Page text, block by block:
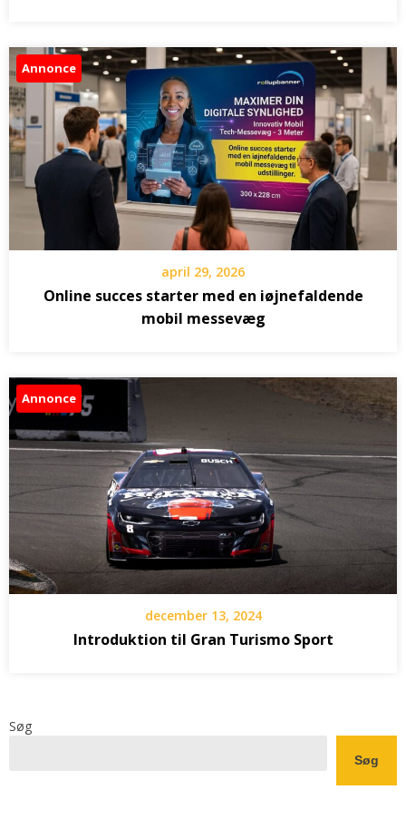
Annonce
april 29, 2026
Online succes starter med en iøjnefaldende
mobil messevæg
Annonce
december 13, 2024
Introduktion til Gran Turismo Sport
Søg
Søg